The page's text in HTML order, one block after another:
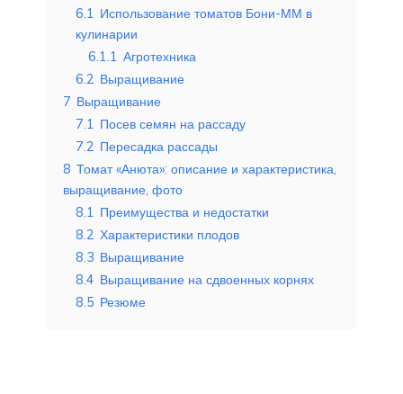
6.1 Использование томатов Бони-ММ в
кулинарии
6.1.1 Агротехника
6.2 Выращивание
7 Выращивание
7.1 Посев семян на рассаду
7.2 Пересадка рассады
8 Томат «Анюта»: описание и характеристика,
выращивание, фото
8.1 Преимущества и недостатки
8.2 Характеристики плодов
8.3 Выращивание
8.4 Выращивание на сдвоенных корнях
8.5 Резюме